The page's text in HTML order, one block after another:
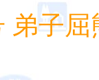
弟子